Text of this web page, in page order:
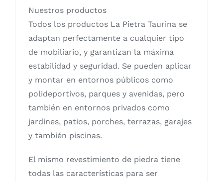
Nuestros productos
Todos los productos La Pietra Taurina se
adaptan perfectamente a cualquier tipo
de mobiliario, y garantizan la máxima
estabilidad y seguridad. Se pueden aplicar
y montar en entornos públicos como
polideportivos, parques y avenidas, pero
también en entornos privados como
jardines, patios, porches, terrazas, garajes
y también piscinas.
El mismo revestimiento de piedra tiene
todas las características para ser